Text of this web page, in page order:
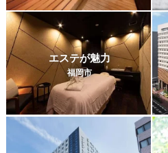
エステが魅力
福岡市